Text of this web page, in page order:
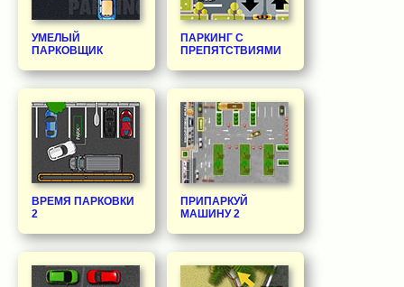
УМЕЛЫЙ
ПАРКОВЩИК
ПАРКИНГ С
ПРЕПЯТСТВИЯМИ
ВРЕМЯ ПАРКОВКИ
2
ПРИПАРКУЙ
МАШИНУ 2